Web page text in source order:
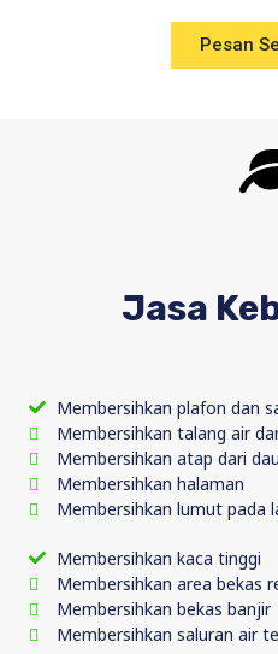
Pesan
Jasa
Membersihkan plafon dan
Membersihkan talang air
Membersihkan atap dari
Membersihkan halaman
Membersihkan lumut pada
Membersihkan kaca tinggi
Membersihkan area bekas
Membersihkan bekas banjir
Membersihkan saluran air